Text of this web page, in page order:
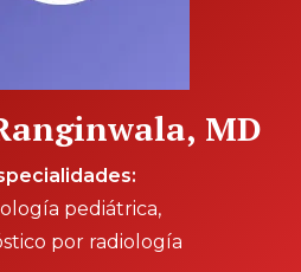
MD
pediátrica
por radiología